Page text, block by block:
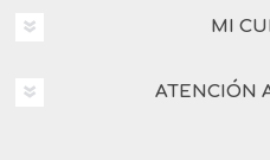
MI
ATENCIÓN